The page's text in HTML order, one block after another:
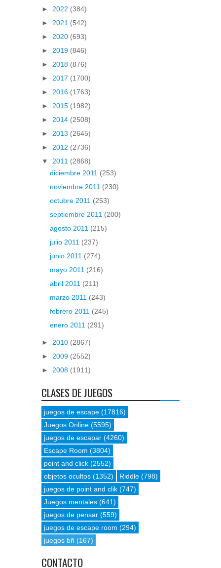
► 2022 (384)
► 2021 (542)
► 2020 (693)
► 2019 (846)
► 2018 (876)
► 2017 (1700)
► 2016 (1763)
► 2015 (1982)
► 2014 (2508)
► 2013 (2645)
► 2012 (2736)
▼ 2011 (2868)
diciembre 2011 (253)
noviembre 2011 (230)
octubre 2011 (253)
septiembre 2011 (200)
agosto 2011 (215)
julio 2011 (237)
junio 2011 (274)
mayo 2011 (216)
abril 2011 (211)
marzo 2011 (243)
febrero 2011 (245)
enero 2011 (291)
► 2010 (2867)
► 2009 (2552)
► 2008 (1911)
CLASES DE JUEGOS
juegos de escape (17816)
Juegos Online (5595)
juegos de escapar (4260)
Escape Room (3804)
point and click (2552)
objetos ocultos (1352) Riddle (798)
juegos de point and clik (747)
Juegos mentales (641)
juegos de pensar (559)
juegos de escape room (294)
juegos bñ (167)
CONTACTO